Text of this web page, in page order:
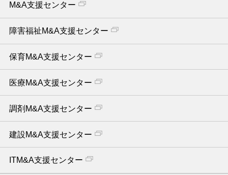
M&A支援センター
障害福祉M&A支援センター
保育M&A支援センター
医療M&A支援センター
調剤M&A支援センター
建設M&A支援センター
ITM&A支援センター